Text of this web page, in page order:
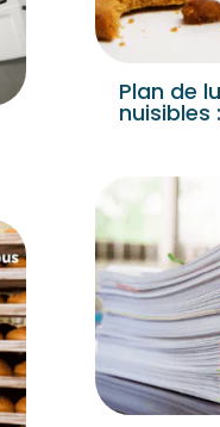
Plan de
nuisibles